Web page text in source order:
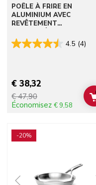
POÊLE À FRIRE EN
ALUMINIUM AVEC
REVÊTEMENT
4.5 (4)
€ 38,32
€ 47,90
Économisez € 9,58
-20%